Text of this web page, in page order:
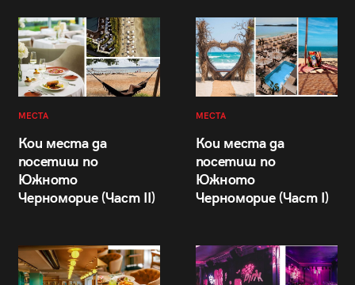
МЕСТА
Кои места да
посетиш по
Южното
Черноморие (Част II)
МЕСТА
Кои места да
посетиш по
Южното
Черноморие (Част I)